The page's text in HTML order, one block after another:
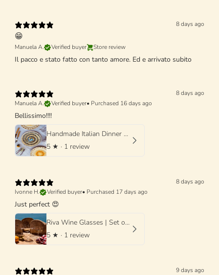
8 days ago
😁
Manuela A. Verified buyer Store review
Il pacco e stato fatto con tanto amore. Ed e arrivato subito
8 days ago
Manuela A.
Verified buyer• Purchased 16 days ago
Bellissimo!!!!
Handmade Italian Dinner Plate 27 cm | Large Ceramic Plate "One of a kind"
5 ★ · 1 review
8 days ago
Ivonne H.
Verified buyer• Purchased 17 days ago
Just perfect 😍
Riva Wine Glasses | Set of 4 Handmade Wine Glasses
5 ★ · 1 review
9 days ago